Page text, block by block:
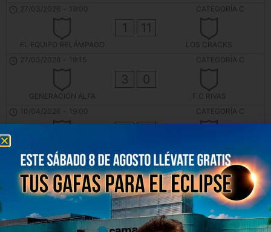
CATEGORÍA C
27/03/2026 19:00
EL EQUIPO RELÁMPAGO
1 11
LOS CRACKS
CATEGORÍA C
27/03/2026 19:15
GENERACIÓN ALFA
3 0
F.C RIVAS
CATEGORÍA C
10/04/2026 19:00
CATEGORÍA C
10/04/2026 - 19:15
LOS CRACKS
11 2
GENERACIÓN ALFA